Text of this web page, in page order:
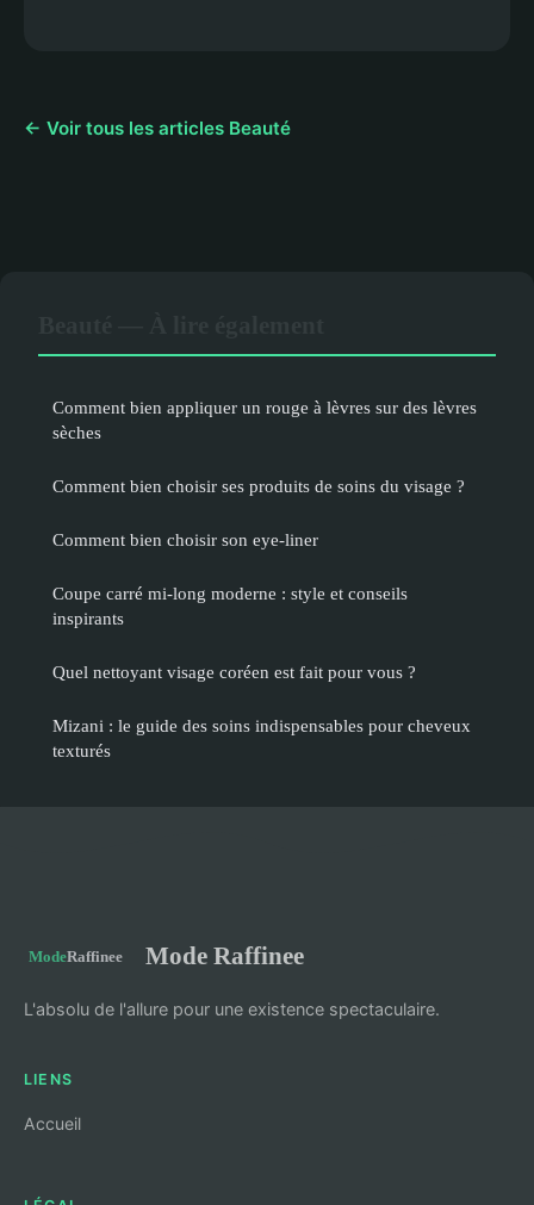
← Voir tous les articles Beauté
Comment bien appliquer un rouge à lèvres sur des lèvres
sèches
Comment bien choisir ses produits de soins du visage ?
Comment bien choisir son eye-liner
Coupe carré mi-long moderne : style et conseils
inspirants
Quel nettoyant visage coréen est fait pour vous ?
Mizani : le guide des soins indispensables pour cheveux
texturés
Mode Raffinee
L'absolu de l'allure pour une existence spectaculaire.
LIENS
Accueil